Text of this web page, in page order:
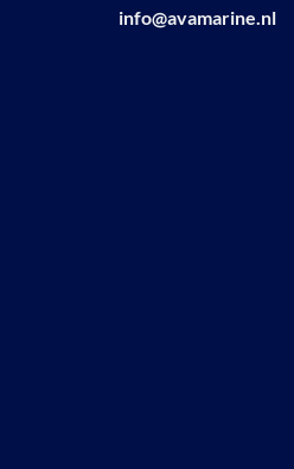
info@avamarine.nl